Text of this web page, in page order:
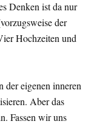
Denken ist da nur
der
Hochzeiten und
der eigenen inneren
Aber das
Fassen wir uns